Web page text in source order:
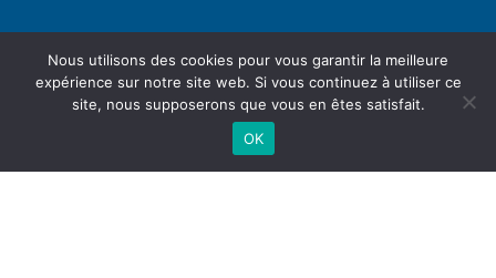
Nous utilisons des cookies pour vous garantir la meilleure
expérience sur notre site web. Si vous continuez à utiliser ce
site, nous supposerons que vous en êtes satisfait.
OK